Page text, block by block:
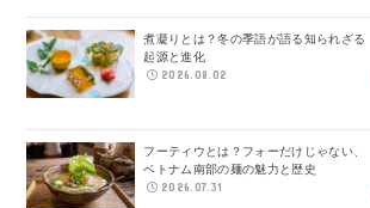
煮凝りとは？冬の季語が語る知られざる
起源と進化
2026.08.02
フーティウとは？フォーだけじゃない、
ベトナム南部の麺の魅力と歴史
2026.07.31